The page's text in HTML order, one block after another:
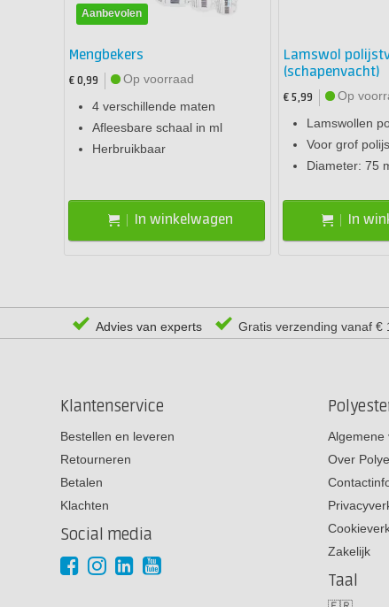
Aanbevolen
Mengbekers
€ 0,99
Op voorraad
4 verschillende maten
Afleesbare schaal in ml
Herbruikbaar
In winkelwagen
Lamswol
(schapenvacht)
€ 5,99
Op
Lamswollen
Voor grof
Diameter: 75
In
Advies van experts Gratis verzending vanaf €
Klantenservice
Bestellen en leveren
Retourneren
Betalen
Klachten
Social media
Algemene
Over
Zakelijk
Taal